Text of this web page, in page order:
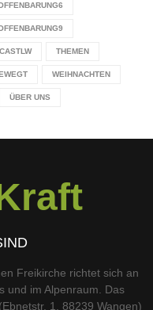
THEMEN
WEIHNACHTEN
ÜBER UNS
Freikirche richtet sich an
und im Alpenraum. Das
1, 88239 Wangen)